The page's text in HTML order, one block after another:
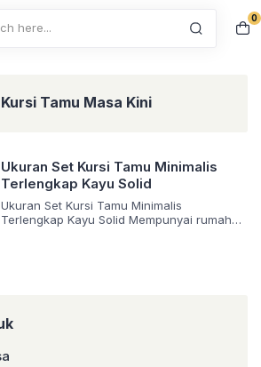
0
Tamu Masa Kini
Ukuran Set Kursi Tamu Minimalis
Terlengkap Kayu Solid
Ukuran Set Kursi Tamu Minimalis
Terlengkap Kayu Solid Mempunyai rumah
sekali macam-macam set kursi tamu yang
dapat menjadi rekomendasi dijadikan